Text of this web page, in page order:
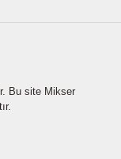
Bu site Mikser